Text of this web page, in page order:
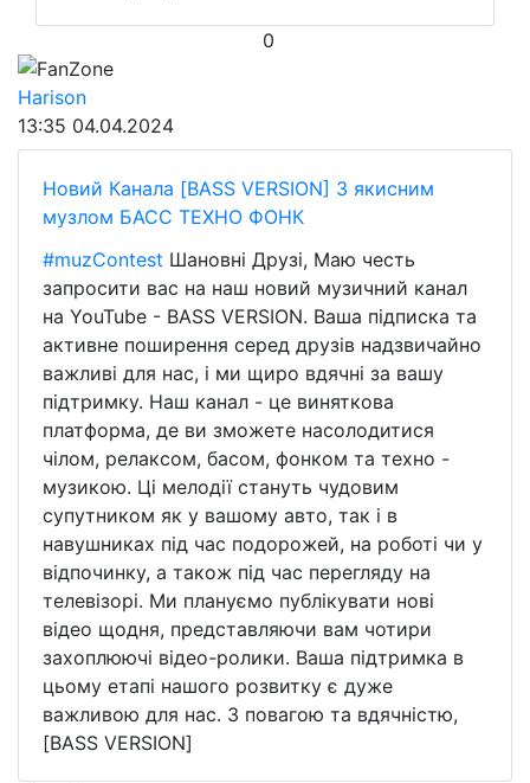
0
FanZone
Harison
13:35 04.04.2024
Новий Канала [BASS VERSION] З якисним
музлом БАСС ТЕХНО ФОНК
#muzContest Шановні Друзі, Маю честь
запросити вас на наш новий музичний канал
на YouTube - BASS VERSION. Ваша підписка та
активне поширення серед друзів надзвичайно
важливі для нас, і ми щиро вдячні за вашу
підтримку. Наш канал - це виняткова
платформа, де ви зможете насолодитися
чілом, релаксом, басом, фонком та техно -
музикою. Ці мелодії стануть чудовим
супутником як у вашому авто, так і в
навушниках під час подорожей, на роботі чи у
відпочинку, а також під час перегляду на
телевізорі. Ми плануємо публікувати нові
відео щодня, представляючи вам чотири
захоплюючі відео-ролики. Ваша підтримка в
цьому етапі нашого розвитку є дуже
важливою для нас. З повагою та вдячністю,
[BASS VERSION]